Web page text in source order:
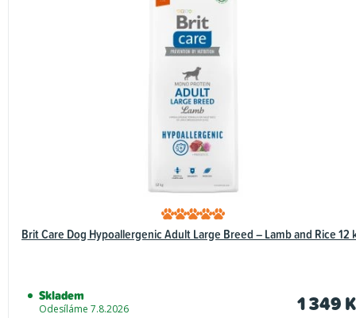
Brit Care Dog Hypoallergenic Adult Large Breed – Lamb and Rice 12
Skladem
Odesíláme 7.8.2026 1 349